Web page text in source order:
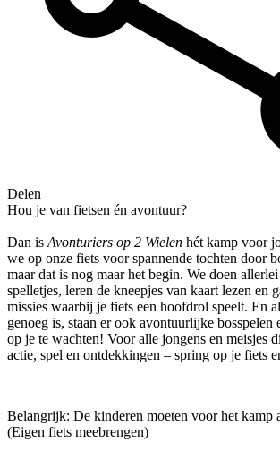
Delen
Hou je van fietsen én avontuur?
Dan is Avonturiers op 2 Wielen hét kamp voor
we op onze fiets voor spannende tochten door
maar dat is nog maar het begin. We doen
spelletjes, leren de kneepjes van kaart lezen en
missies waarbij je fiets een hoofdrol speelt. En
genoeg is, staan er ook avontuurlijke bosspelen
op je te wachten! Voor alle jongens en meisjes
actie, spel en ontdekkingen – spring op je fiets
Belangrijk: De kinderen moeten voor het kamp
(Eigen fiets meebrengen)